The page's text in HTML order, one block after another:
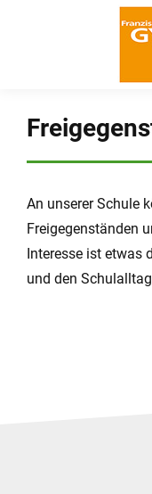
An unserer Schule
Freigegenständen
Interesse ist etwas
und den